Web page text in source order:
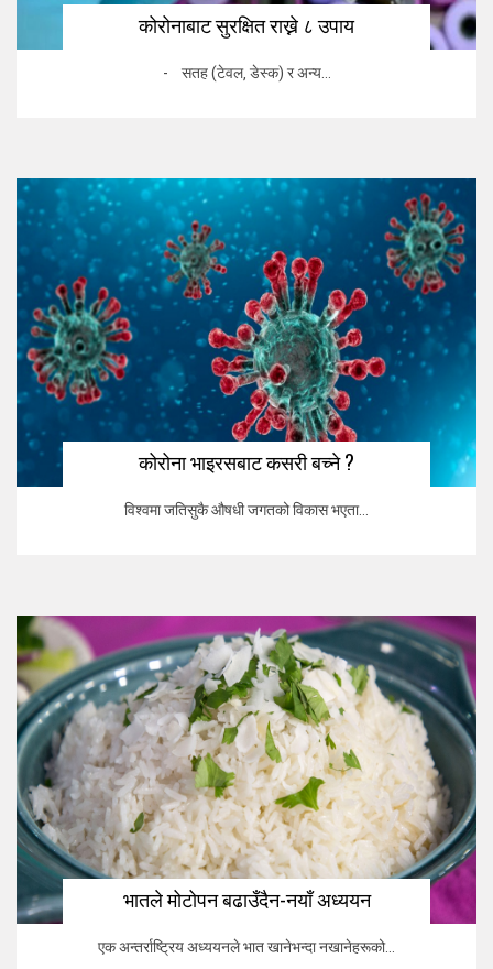
कोरोनाबाट सुरक्षित राख्ने ८ उपाय
- सतह (टेवल‚ डेस्क) र अन्य...
कोरोना भाइरसबाट कसरी बच्ने ?
विश्वमा जतिसुकै औषधी जगतको विकास भएता...
भातले मोटोपन बढाउँदैन-नयाँ अध्ययन
एक अन्तर्राष्ट्रिय अध्ययनले भात खानेभन्दा नखानेहरूको...